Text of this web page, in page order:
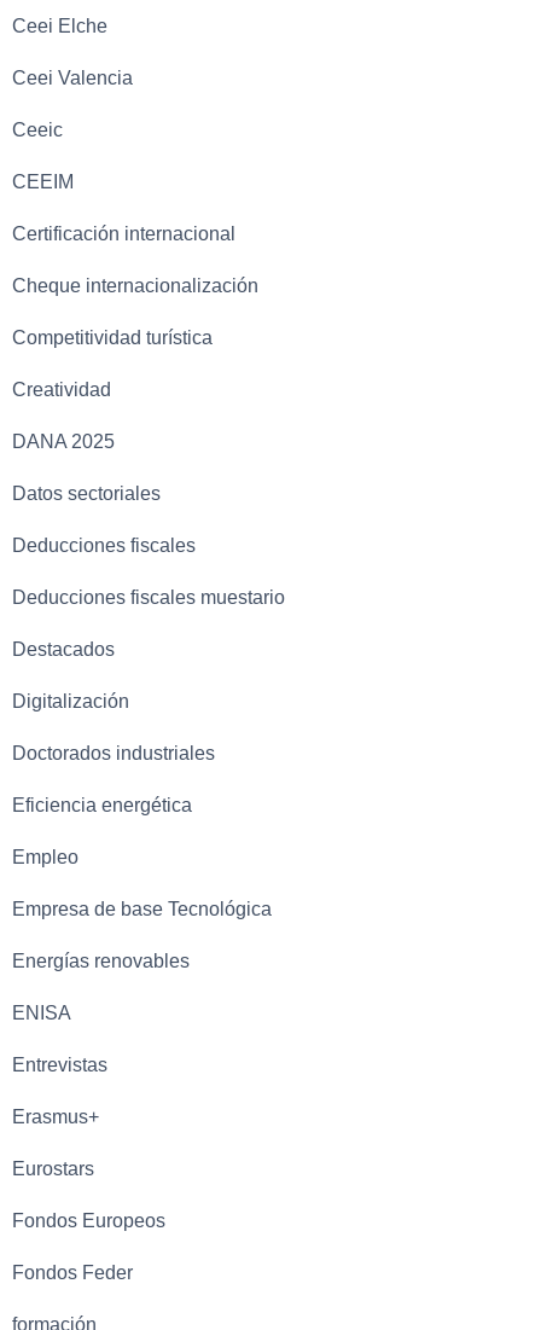
Ceei Elche
Ceei Valencia
Ceeic
CEEIM
Certificación internacional
Cheque internacionalización
Competitividad turística
Creatividad
DANA 2025
Datos sectoriales
Deducciones fiscales
Deducciones fiscales muestario
Destacados
Digitalización
Doctorados industriales
Eficiencia energética
Empleo
Empresa de base Tecnológica
Energías renovables
ENISA
Entrevistas
Erasmus+
Eurostars
Fondos Europeos
Fondos Feder
formación